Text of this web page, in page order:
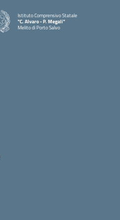
Istituto Comprensivo Statale
"C. Alvaro - P. Megali"
Melito di Porto Salvo